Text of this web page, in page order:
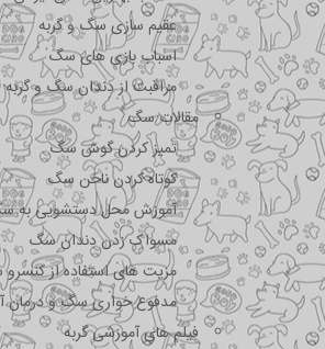
عقیم سازی سگ و گربه
اسباب بازی های سگ
مراقبت از دندان سگ و گربه
مقالات سگ
تمیز کردن گوش سگ
کوتاه کردن ناخن سگ
آموزش محل دستشویی به
مسواک زدن دندان سگ
مزیت های استفاده از
مدفوع خواری سگ و درمان
فیلم های آموزشی گربه